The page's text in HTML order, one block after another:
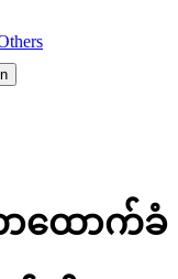
ာထောက်ခံ